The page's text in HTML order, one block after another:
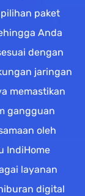
paket
Anda
dengan
jaringan
memastikan
gangguan
oleh
IndiHome
layanan
digital